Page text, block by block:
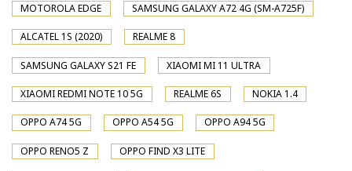
MOTOROLA EDGE SAMSUNG GALAXY A72 4G (SM-A725F)
ALCATEL 1S (2020) REALME 8
SAMSUNG GALAXY S21 FE XIAOMI MI 11 ULTRA
XIAOMI REDMI NOTE 10 5G REALME 6S NOKIA 1.4
OPPO A74 5G OPPO A54 5G OPPO A94 5G
OPPO RENO5 Z OPPO FIND X3 LITE